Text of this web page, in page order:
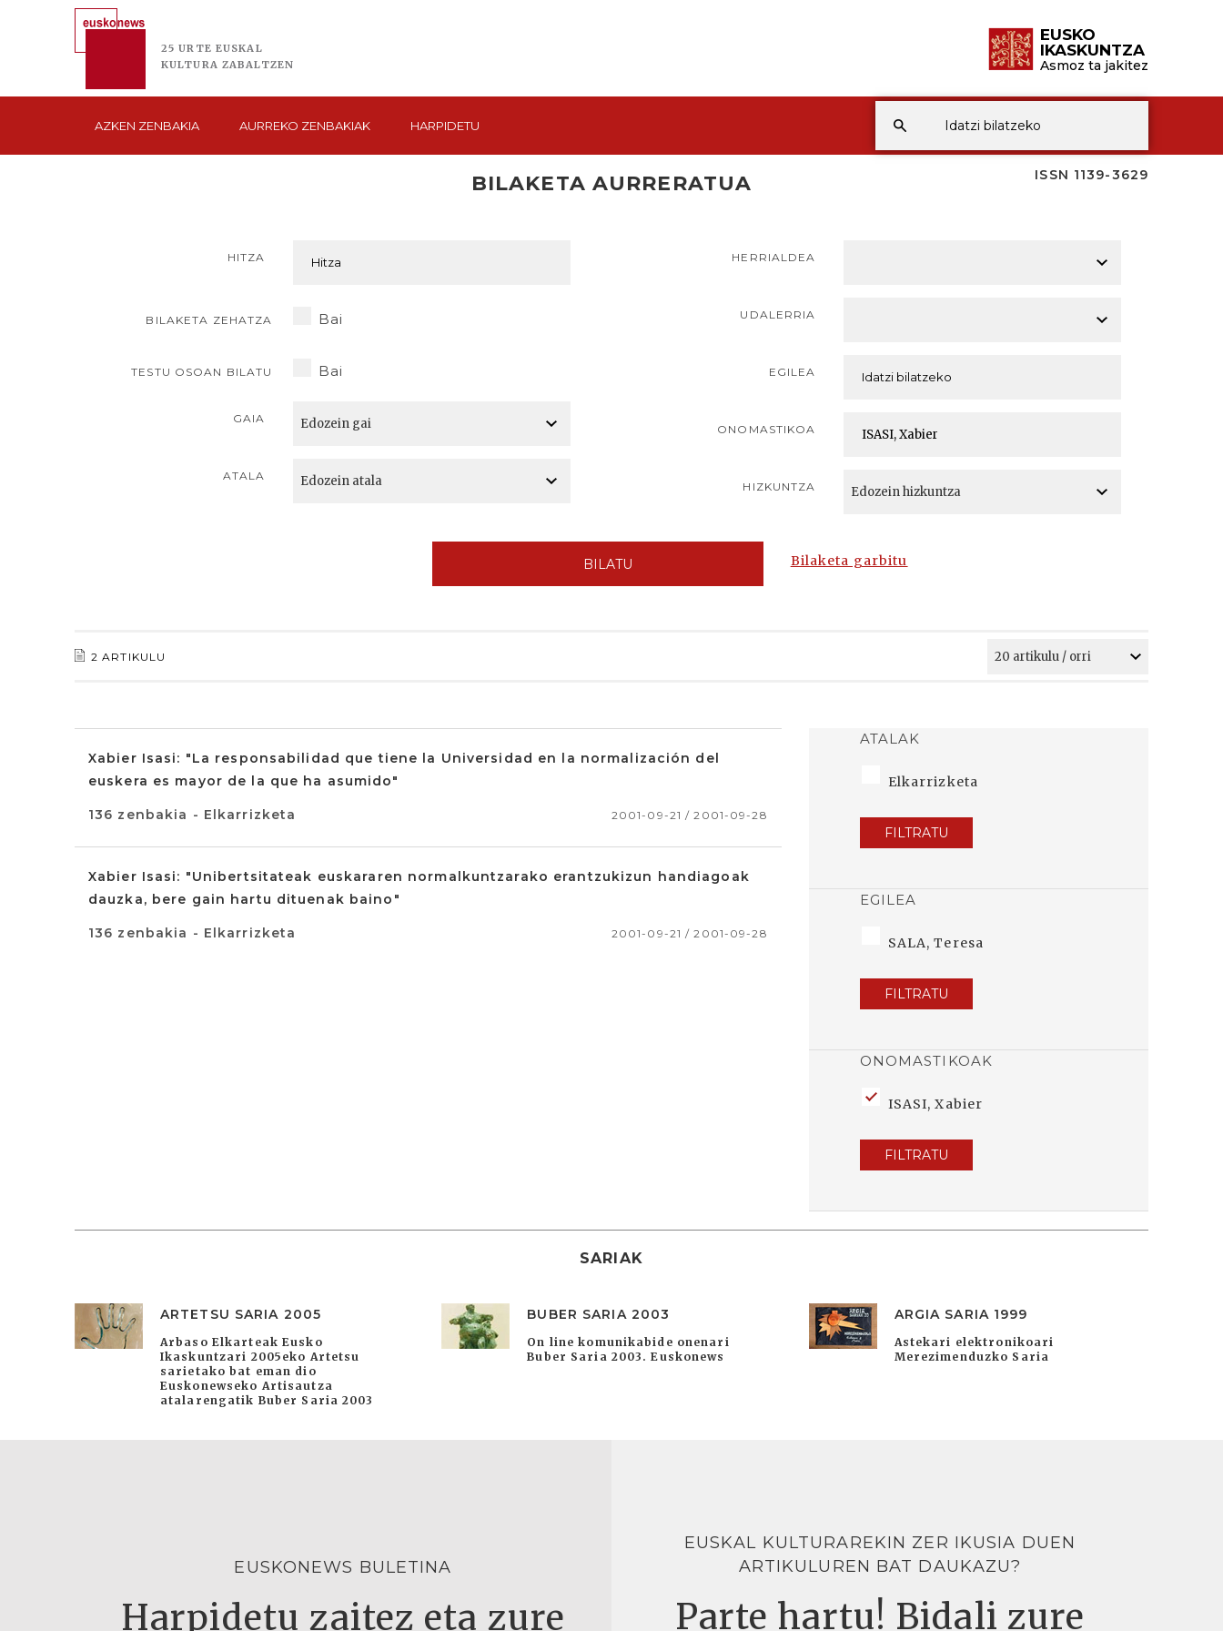
25 URTE EUSKAL
KULTURA ZABALTZEN
EUSKO
IKASKUNTZA
Asmoz ta jakitez
AZKEN ZENBAKIA AURREKO ZENBAKIAK HARPIDETU
ISSN 1139-3629
BILAKETA AURRERATUA
HITZA
BILAKETA ZEHATZA Bai
TESTU OSOAN BILATU Bai
GAIA
ATALA
HERRIALDEA
UDALERRIA
EGILEA
ONOMASTIKOA
HIZKUNTZA
BILATU Bilaketa garbitu
2 ARTIKULU
Xabier Isasi: "La responsabilidad que tiene la Universidad en la normalización del
euskera es mayor de la que ha asumido"
136 zenbakia - Elkarrizketa 2001-09-21 / 2001-09-28
Xabier Isasi: "Unibertsitateak euskararen normalkuntzarako erantzukizun handiagoak
dauzka, bere gain hartu dituenak baino"
136 zenbakia - Elkarrizketa 2001-09-21 / 2001-09-28
ATALAK
Elkarrizketa
FILTRATU
EGILEA
SALA, Teresa
FILTRATU
ONOMASTIKOAK
ISASI, Xabier
FILTRATU
SARIAK
ARTETSU SARIA 2005
Arbaso Elkarteak Eusko
Ikaskuntzari 2005eko Artetsu
sarietako bat eman dio
Euskonewseko Artisautza
atalarengatik Buber Saria 2003
BUBER SARIA 2003
On line komunikabide onenari
Buber Saria 2003. Euskonews
ARGIA SARIA 1999
Astekari elektronikoari
Merezimenduzko Saria
EUSKONEWS BULETINA
Harpidetu zaitez eta zure
EUSKAL KULTURAREKIN ZER IKUSIA DUEN
ARTIKULUREN BAT DAUKAZU?
Parte hartu! Bidali zure